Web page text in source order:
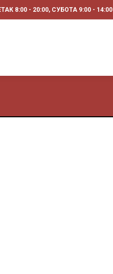
8:00 - 20:00, СУБОТА 9:00 - 14:00